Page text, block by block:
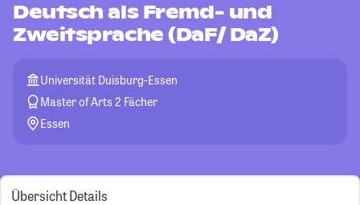
Deutsch als Fremd- und
Zweitsprache (DaF/ DaZ)
Universität Duisburg-Essen
Master of Arts 2 Fächer
Essen
Übersicht Details